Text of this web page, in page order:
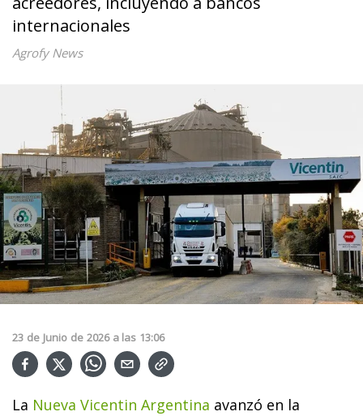
internacionales
Agrofy News
23 de Junio de 2026 a las 13:06
La Nueva Vicentin Argentina avanzó en la